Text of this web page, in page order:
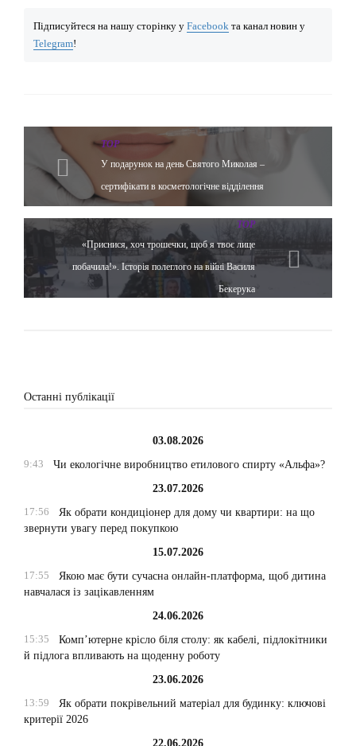
Підписуйтеся на нашу сторінку у Facebook та канал новин у
Telegram!
TOP
У подарунок на день Святого Миколая –
сертифікати в косметологічне відділення
TOP
«Приснися, хоч трошечки, щоб я твоє лице
побачила!». Історія полеглого на війні Василя
Бекерука
Останні публікації
03.08.2026
9:43
Чи екологічне виробництво етилового спирту «Альфа»?
23.07.2026
17:56
Як обрати кондиціонер для дому чи квартири: на що
звернути увагу перед покупкою
15.07.2026
17:55
Якою має бути сучасна онлайн-платформа, щоб дитина
навчалася із зацікавленням
24.06.2026
15:35
Комп’ютерне крісло біля столу: як кабелі, підлокітники
й підлога впливають на щоденну роботу
23.06.2026
13:59
Як обрати покрівельний матеріал для будинку: ключові
критерії 2026
22.06.2026